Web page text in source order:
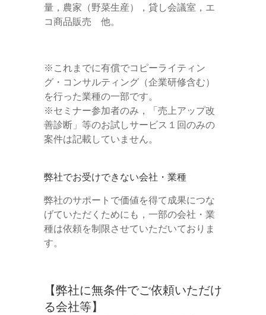
量，農家（野菜生産），貸し会議室，エ
コ商品販売 他。
※これまでに有償でコピーライティン
グ・コンサルティング（企業研修含む）
を行った業種の一部です。
※セミナー参加者のみ，「売上アップ改
善診断」等のお試しサービス１回のみの
案件は記載していません。
弊社でお受けできない会社・業種
弊社のサポートで価値を得て成果につな
げていただくためにも，一部の会社・業
種は依頼を制限させていただいておりま
す。
【弊社に無条件でご依頼いただけ
る会社等】